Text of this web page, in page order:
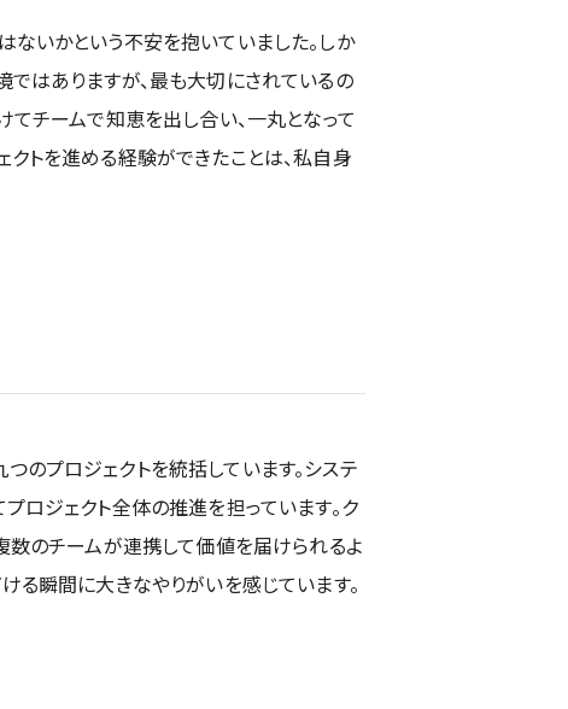
ないかという不安を抱いていました。しか
はありますが、最も大切にされているの
てチームで知恵を出し合い、一丸となって
トを進める経験ができたことは、私自身
のプロジェクトを統括しています。システ
ロジェクト全体の推進を担っています。ク
数のチームが連携して価値を届けられるよ
る瞬間に大きなやりがいを感じています。